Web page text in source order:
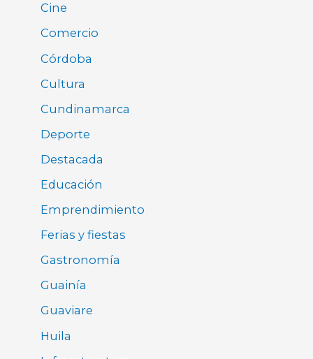
Cine
Comercio
Córdoba
Cultura
Cundinamarca
Deporte
Destacada
Educación
Emprendimiento
Ferias y fiestas
Gastronomía
Guainía
Guaviare
Huila